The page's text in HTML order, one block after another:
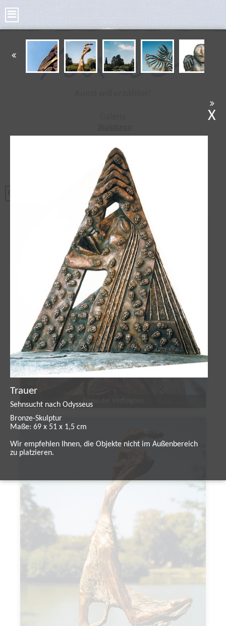
Kleine Skulpturen
Bronze Taler
Poesie Taler
Tonplastiken
Radierungen
X
Trauer
Sehnsucht nach Odysseus
Bronze-Skulptur
Maße: 69 x 51 x 1,5 cm
Wir empfehlen Ihnen, die Objekte nicht im Außenbereich
zu platzieren.